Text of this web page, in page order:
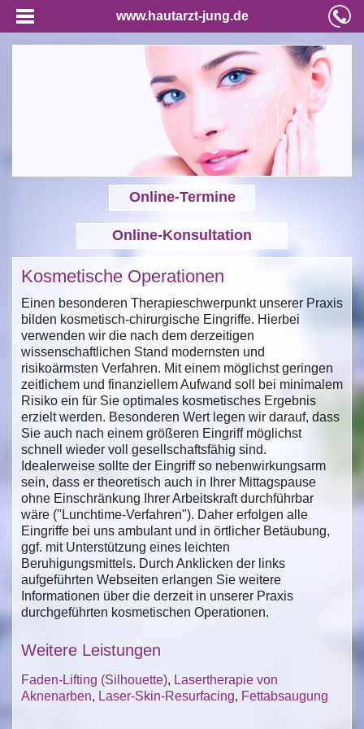
www.hautarzt-jung.de
Online-Termine
Online-Konsultation
Kosmetische Operationen
Einen besonderen Therapieschwerpunkt unserer Praxis
bilden kosmetisch-chirurgische Eingriffe. Hierbei
verwenden wir die nach dem derzeitigen
wissenschaftlichen Stand modernsten und
risikoärmsten Verfahren. Mit einem möglichst geringen
zeitlichem und finanziellem Aufwand soll bei minimalem
Risiko ein für Sie optimales kosmetisches Ergebnis
erzielt werden. Besonderen Wert legen wir darauf, dass
Sie auch nach einem größeren Eingriff möglichst
schnell wieder voll gesellschaftsfähig sind.
Idealerweise sollte der Eingriff so nebenwirkungsarm
sein, dass er theoretisch auch in Ihrer Mittagspause
ohne Einschränkung Ihrer Arbeitskraft durchführbar
wäre ("Lunchtime-Verfahren"). Daher erfolgen alle
Eingriffe bei uns ambulant und in örtlicher Betäubung,
ggf. mit Unterstützung eines leichten
Beruhigungsmittels. Durch Anklicken der links
aufgeführten Webseiten erlangen Sie weitere
Informationen über die derzeit in unserer Praxis
durchgeführten kosmetischen Operationen.
Weitere Leistungen
Faden-Lifting (Silhouette), Lasertherapie von
Aknenarben, Laser-Skin-Resurfacing, Fettabsaugung